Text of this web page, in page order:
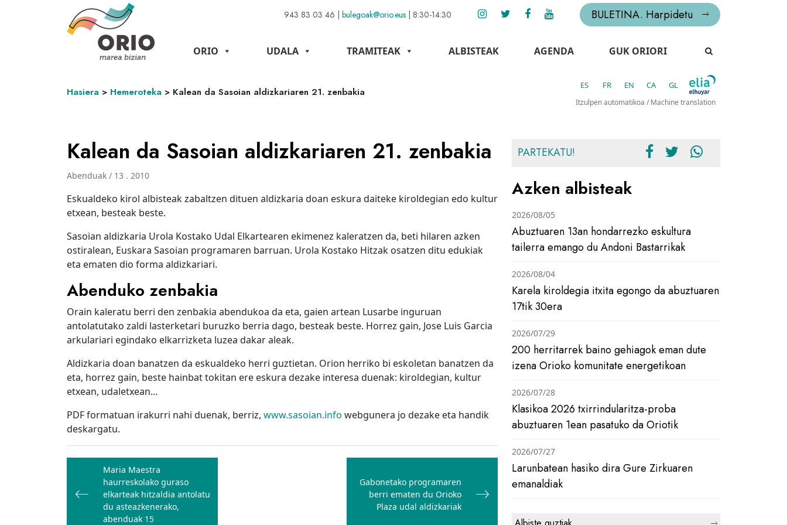
943 83 03 46 | bulegoak@orio.eus | 8:30-14:30 BULETINA. Harpidetu
ORIO UDALA TRAMITEAK ALBISTEAK AGENDA GUK ORIORI
Hasiera > Hemeroteka > Kalean da Sasoian aldizkariaren 21. zenbakia
ES FR EN CA GL
Itzulpen automatikoa / Machine translation
Kalean da Sasoian aldizkariaren 21. zenbakia
Abenduak / 13 . 2010
Eskualdeko kirol albisteak zabaltzen dituen aldizkaria doan eskura daiteke kiroldegian edo kultur
etxean, besteak beste.
Sasoian aldizkaria Urola Kostako Udal Elkartearen ekimenez kaleratzen da, beti hilaren azken
ostiralean, Euskara Sasoian programaren barruan. Urola Kostako Hitzak osatzen ditu edukiak
eta ematen dio forma aldizkariari.
Abenduko zenbakia
Orain kaleratu berri den zenbakia abendukoa da eta, gaien artean Lusarbe inguruan
antolatutako zaldi lasterketari buruzko berria dago, besteak beste. Horrez gain, Jose Luis Garcia
arkulariari egindako elkarrizketa luzea dakar aleak.
Aldizkaria doan banatzen da eskualdeko herri guztietan. Orion herriko bi eskoletan banatzen da
eta, horrez gain, beste hainbat tokitan ere eskura dezake interesa duenak: kiroldegian, kultur
etxean, udaletxean…
PDF formatuan irakurri nahi duenak, berriz, www.sasoian.info webgunera jo dezake eta handik
deskargatu.
Bidalketetan
zehar
nabigatu
Maria Maestra
haurreskolako guraso
elkarteak hitzaldia antolatu
du asteazkenerako,
abenduak 15
Gabonetako programaren
berri ematen du Orioko
Plaza udal aldizkariak
PARTEKATU!
Azken albisteak
Abuztuaren 13an hondarrezko eskultura
tailerra emango du Andoni Bastarrikak
2026/08/05
Karela kiroldegia itxita egongo da abuztuaren
17tik 30era
2026/08/04
200 herritarrek baino gehiagok eman dute
izena Orioko komunitate energetikoan
2026/07/29
Klasikoa 2026 txirrindularitza-proba
abuztuaren 1ean pasatuko da Oriotik
2026/07/28
Larunbatean hasiko dira Gure Zirkuaren
emanaldiak
2026/07/27